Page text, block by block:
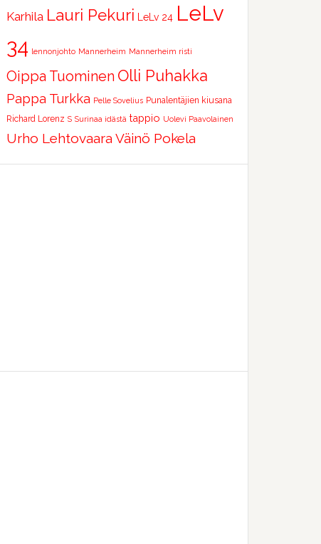
Karhila Lauri Pekuri LeLv 24 LeLv
34 lennonjohto Mannerheim Mannerheim risti
Oippa Tuominen Olli Puhakka
Pappa Turkka Pelle Sovelius Punalentäjien kiusana
Richard Lorenz S Surinaa idästä tappio Uolevi Paavolainen
Urho Lehtovaara Väinö Pokela